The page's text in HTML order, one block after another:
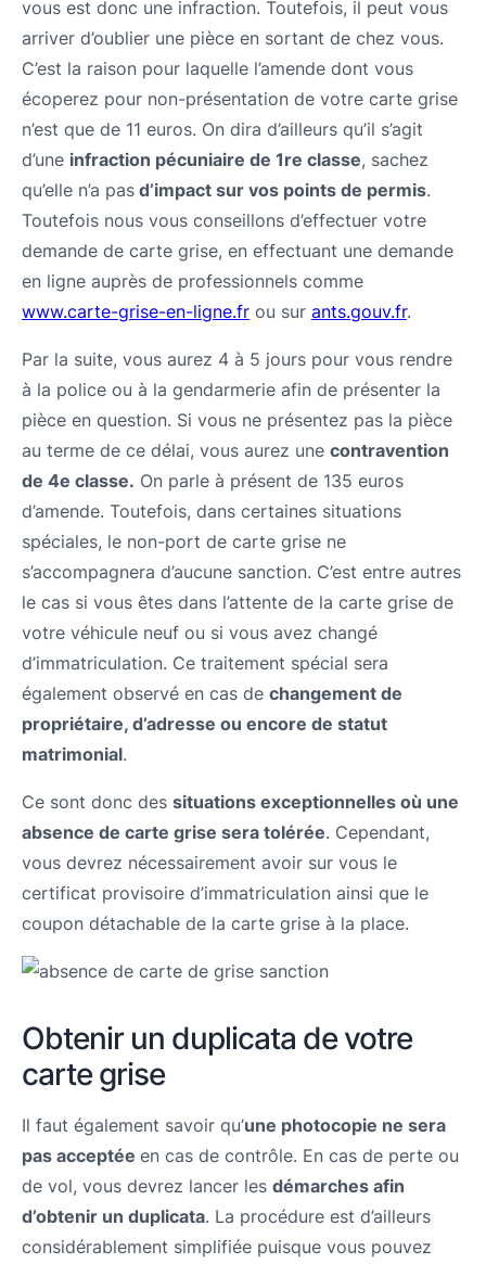
vous est donc une infraction. Toutefois, il peut vous
arriver d’oublier une pièce en sortant de chez vous.
C’est la raison pour laquelle l’amende dont vous
écoperez pour non-présentation de votre carte grise
n’est que de 11 euros. On dira d’ailleurs qu’il s’agit
d’une infraction pécuniaire de 1re classe, sachez
qu’elle n’a pas d’impact sur vos points de permis.
Toutefois nous vous conseillons d’effectuer votre
demande de carte grise, en effectuant une demande
en ligne auprès de professionnels comme
www.carte-grise-en-ligne.fr ou sur ants.gouv.fr.
Par la suite, vous aurez 4 à 5 jours pour vous rendre
à la police ou à la gendarmerie afin de présenter la
pièce en question. Si vous ne présentez pas la pièce
au terme de ce délai, vous aurez une contravention
de 4e classe. On parle à présent de 135 euros
d’amende. Toutefois, dans certaines situations
spéciales, le non-port de carte grise ne
s’accompagnera d’aucune sanction. C’est entre autres
le cas si vous êtes dans l’attente de la carte grise de
votre véhicule neuf ou si vous avez changé
d’immatriculation. Ce traitement spécial sera
également observé en cas de changement de
propriétaire, d’adresse ou encore de statut
matrimonial.
Ce sont donc des situations exceptionnelles où une
absence de carte grise sera tolérée. Cependant,
vous devrez nécessairement avoir sur vous le
certificat provisoire d’immatriculation ainsi que le
coupon détachable de la carte grise à la place.
Obtenir un duplicata de votre
carte grise
Il faut également savoir qu’une photocopie ne sera
pas acceptée en cas de contrôle. En cas de perte ou
de vol, vous devrez lancer les démarches afin
d’obtenir un duplicata. La procédure est d’ailleurs
considérablement simplifiée puisque vous pouvez